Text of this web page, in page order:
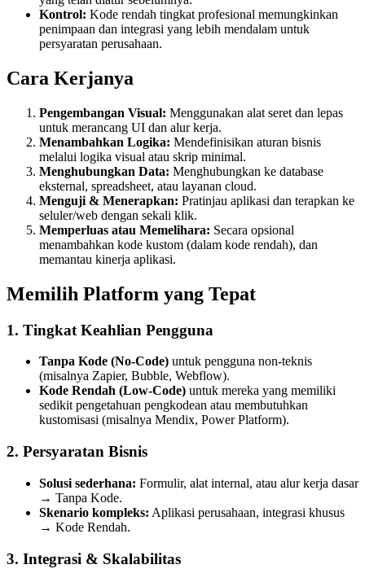
Kontrol: Kode rendah tingkat profesional memungkinkan
penimpaan dan integrasi yang lebih mendalam untuk
persyaratan perusahaan.
Cara Kerjanya
Pengembangan Visual: Menggunakan alat seret dan lepas
untuk merancang UI dan alur kerja.
Menambahkan Logika: Mendefinisikan aturan bisnis
melalui logika visual atau skrip minimal.
Menghubungkan Data: Menghubungkan ke database
eksternal, spreadsheet, atau layanan cloud.
Menguji & Menerapkan: Pratinjau aplikasi dan terapkan ke
seluler/web dengan sekali klik.
Memperluas atau Memelihara: Secara opsional
menambahkan kode kustom (dalam kode rendah), dan
memantau kinerja aplikasi.
Memilih Platform yang Tepat
1. Tingkat Keahlian Pengguna
Tanpa Kode (No-Code) untuk pengguna non-teknis
(misalnya Zapier, Bubble, Webflow).
Kode Rendah (Low-Code) untuk mereka yang memiliki
sedikit pengetahuan pengkodean atau membutuhkan
kustomisasi (misalnya Mendix, Power Platform).
2. Persyaratan Bisnis
Solusi sederhana: Formulir, alat internal, atau alur kerja dasar
→ Tanpa Kode.
Skenario kompleks: Aplikasi perusahaan, integrasi khusus
→ Kode Rendah.
3. Integrasi & Skalabilitas